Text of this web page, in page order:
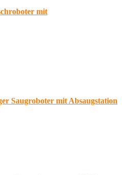
mit
Saugroboter mit Absaugstation